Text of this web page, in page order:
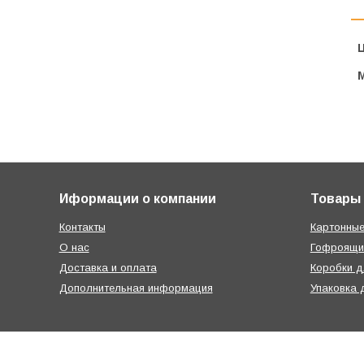
Иформации о компании
Контакты
О нас
Доставка и оплата
Дополнительная информация
Товары
Коробки
Упаковка